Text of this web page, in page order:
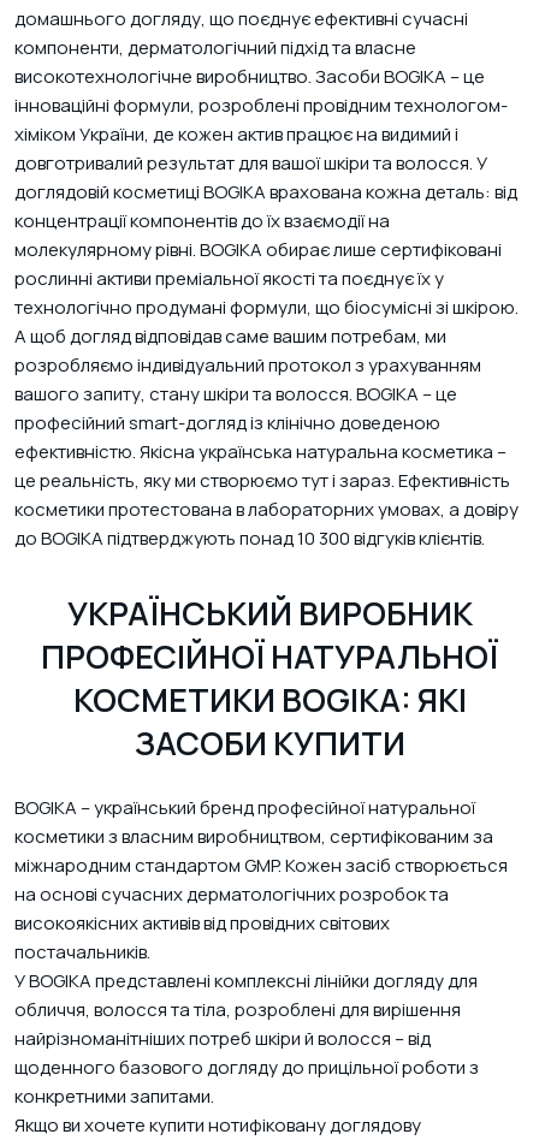
домашнього догляду, що поєднує ефективні сучасні
компоненти, дерматологічний підхід та власне
високотехнологічне виробництво. Засоби BOGIKA – це
інноваційні формули, розроблені провідним технологом-
хіміком України, де кожен актив працює на видимий і
довготривалий результат для вашої шкіри та волосся. У
доглядовій косметиці BOGIKA врахована кожна деталь: від
концентрації компонентів до їх взаємодії на
молекулярному рівні. BOGIKA обирає лише сертифіковані
рослинні активи преміальної якості та поєднує їх у
технологічно продумані формули, що біосумісні зі шкірою.
А щоб догляд відповідав саме вашим потребам, ми
розробляємо індивідуальний протокол з урахуванням
вашого запиту, стану шкіри та волосся. BOGIKA – це
професійний smart-догляд із клінічно доведеною
ефективністю. Якісна українська натуральна косметика –
це реальність, яку ми створюємо тут і зараз. Ефективність
косметики протестована в лабораторних умовах, а довіру
до BOGIKA підтверджують понад 10 300 відгуків клієнтів.
УКРАЇНСЬКИЙ ВИРОБНИК
ПРОФЕСІЙНОЇ НАТУРАЛЬНОЇ
КОСМЕТИКИ BOGIKA: ЯКІ
ЗАСОБИ КУПИТИ
BOGIKA – український бренд професійної натуральної
косметики з власним виробництвом, сертифікованим за
міжнародним стандартом GMP. Кожен засіб створюється
на основі сучасних дерматологічних розробок та
високоякісних активів від провідних світових
постачальників.
У BOGIKA представлені комплексні лінійки догляду для
обличчя, волосся та тіла, розроблені для вирішення
найрізноманітніших потреб шкіри й волосся – від
щоденного базового догляду до прицільної роботи з
конкретними запитами.
Якщо ви хочете купити нотифіковану доглядову